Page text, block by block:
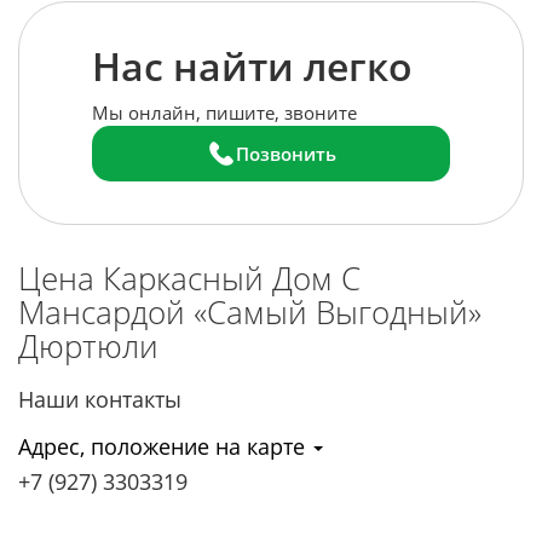
Нас найти легко
Мы онлайн, пишите, звоните
Позвонить
Цена Каркасный Дом С
Мансардой «Самый Выгодный»
Дюртюли
Наши контакты
Адрес, положение на карте
+7 (927) 3303319